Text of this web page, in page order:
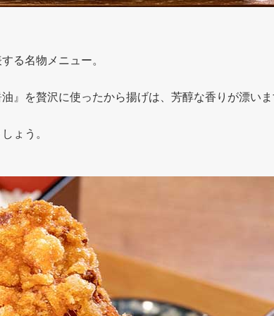
る名物メニュー。
』を贅沢に使ったから揚げは、芳醇な香りが漂い
ょう。